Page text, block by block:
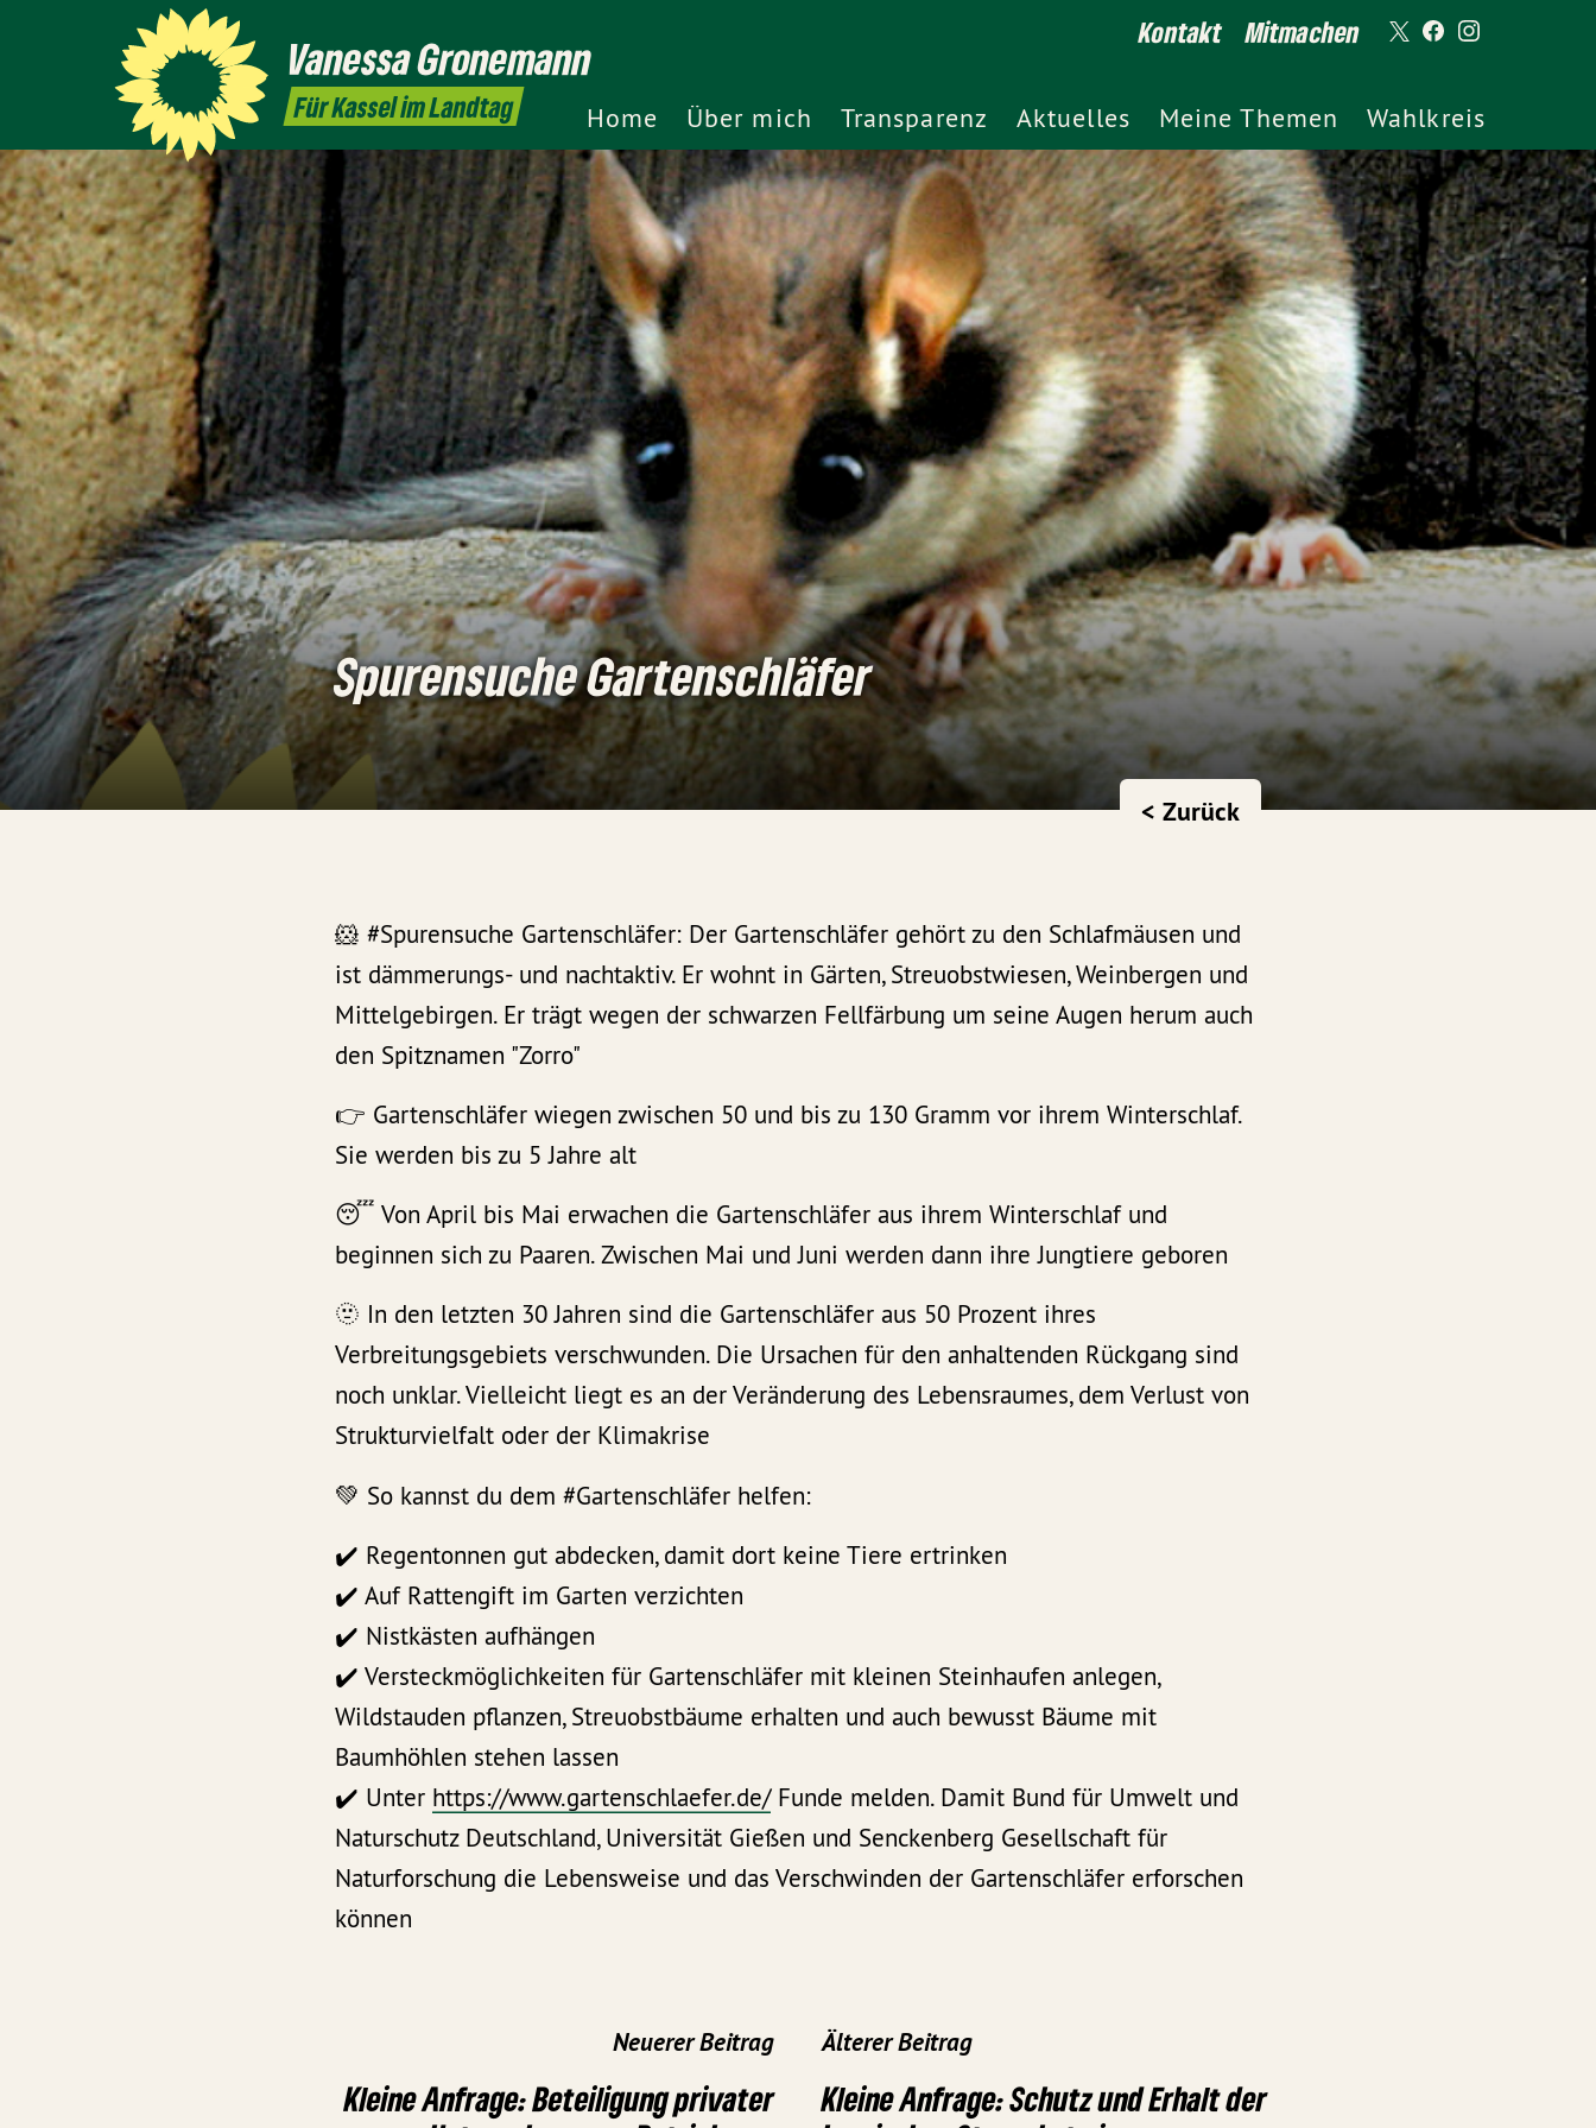
VanessaGronemann
Für Kassel im Landtag
Kontakt Mitmachen
Home Über mich Transparenz Aktuelles Meine Themen Wahlkreis
Spurensuche Gartenschläfer
< Zurück
🐹 #Spurensuche Gartenschläfer: Der Gartenschläfer gehört zu den Schlafmäusen und
ist dämmerungs- und nachtaktiv. Er wohnt in Gärten, Streuobstwiesen, Weinbergen und
Mittelgebirgen. Er trägt wegen der schwarzen Fellfärbung um seine Augen herum auch
den Spitznamen "Zorro"
👉 Gartenschläfer wiegen zwischen 50 und bis zu 130 Gramm vor ihrem Winterschlaf.
Sie werden bis zu 5 Jahre alt
😴 Von April bis Mai erwachen die Gartenschläfer aus ihrem Winterschlaf und
beginnen sich zu Paaren. Zwischen Mai und Juni werden dann ihre Jungtiere geboren
🫥 In den letzten 30 Jahren sind die Gartenschläfer aus 50 Prozent ihres
Verbreitungsgebiets verschwunden. Die Ursachen für den anhaltenden Rückgang sind
noch unklar. Vielleicht liegt es an der Veränderung des Lebensraumes, dem Verlust von
Strukturvielfalt oder der Klimakrise
💚 So kannst du dem #Gartenschläfer helfen:
✔️ Regentonnen gut abdecken, damit dort keine Tiere ertrinken
✔️ Auf Rattengift im Garten verzichten
✔️ Nistkästen aufhängen
✔️ Versteckmöglichkeiten für Gartenschläfer mit kleinen Steinhaufen anlegen,
Wildstauden pflanzen, Streuobstbäume erhalten und auch bewusst Bäume mit
Baumhöhlen stehen lassen
✔️ Unter https://www.gartenschlaefer.de/Funde melden. Damit Bund für Umwelt und
Naturschutz Deutschland, Universität Gießen und Senckenberg Gesellschaft für
Naturforschung die Lebensweise und das Verschwinden der Gartenschläfer erforschen
können
Neuerer Beitrag
Kleine Anfrage: Beteiligung privater
Älterer Beitrag
Kleine Anfrage: Schutz und Erhalt der